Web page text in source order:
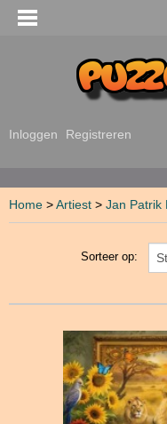
Inloggen Registreren
Home >Artiest > Jan Patrik
Sorteer op: